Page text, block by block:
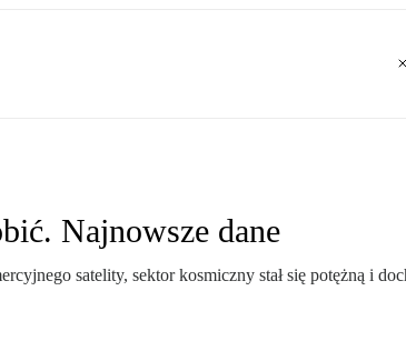
Najnowsze dane
satelity, sektor kosmiczny stał się potężną i